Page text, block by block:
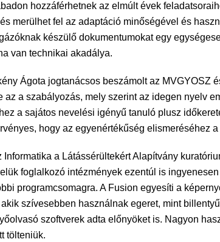
hozzáférhetnek az elmúlt évek
merülhet fel az adaptáció minőségével és
készülő dokumentumokat egy
van technikai akadálya.
Ágota jogtanácsos beszámolt az MVGYOSZ
az a szabályozás, mely szerint az idegen nyelv
a sajátos nevelési igényű tanuló plusz
hogy az egyenértékűség elismeréséhez
Informatika a Látássérültekért Alapítvány
foglalkozó intézmények ezentúl is
programcsomagra. A Fusion egyesíti a
szívesebben használnak egeret, mint
szoftverek adta előnyöket is. Nagyon
tölteniük.